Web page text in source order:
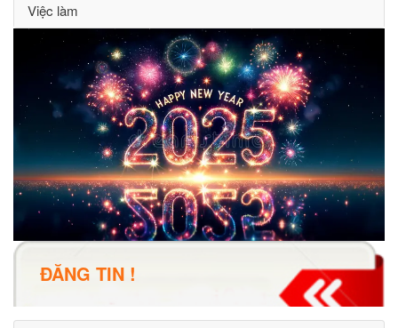
Việc làm
ĐĂNG TIN !